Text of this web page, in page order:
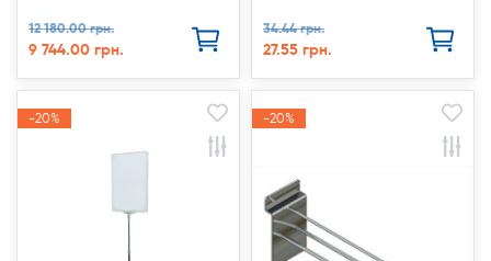
12 180.00 грн.
9 744.00 грн.
34.44 грн.
27.55 грн.
-20%
-20% -20%
-20%